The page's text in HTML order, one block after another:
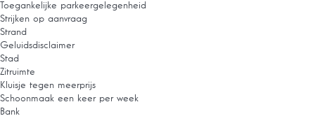
Toegankelijke parkeergelegenheid
Strijken op aanvraag
Strand
Geluidsdisclaimer
Stad
Zitruimte
Kluisje tegen meerprijs
Schoonmaak een keer per week
Bank